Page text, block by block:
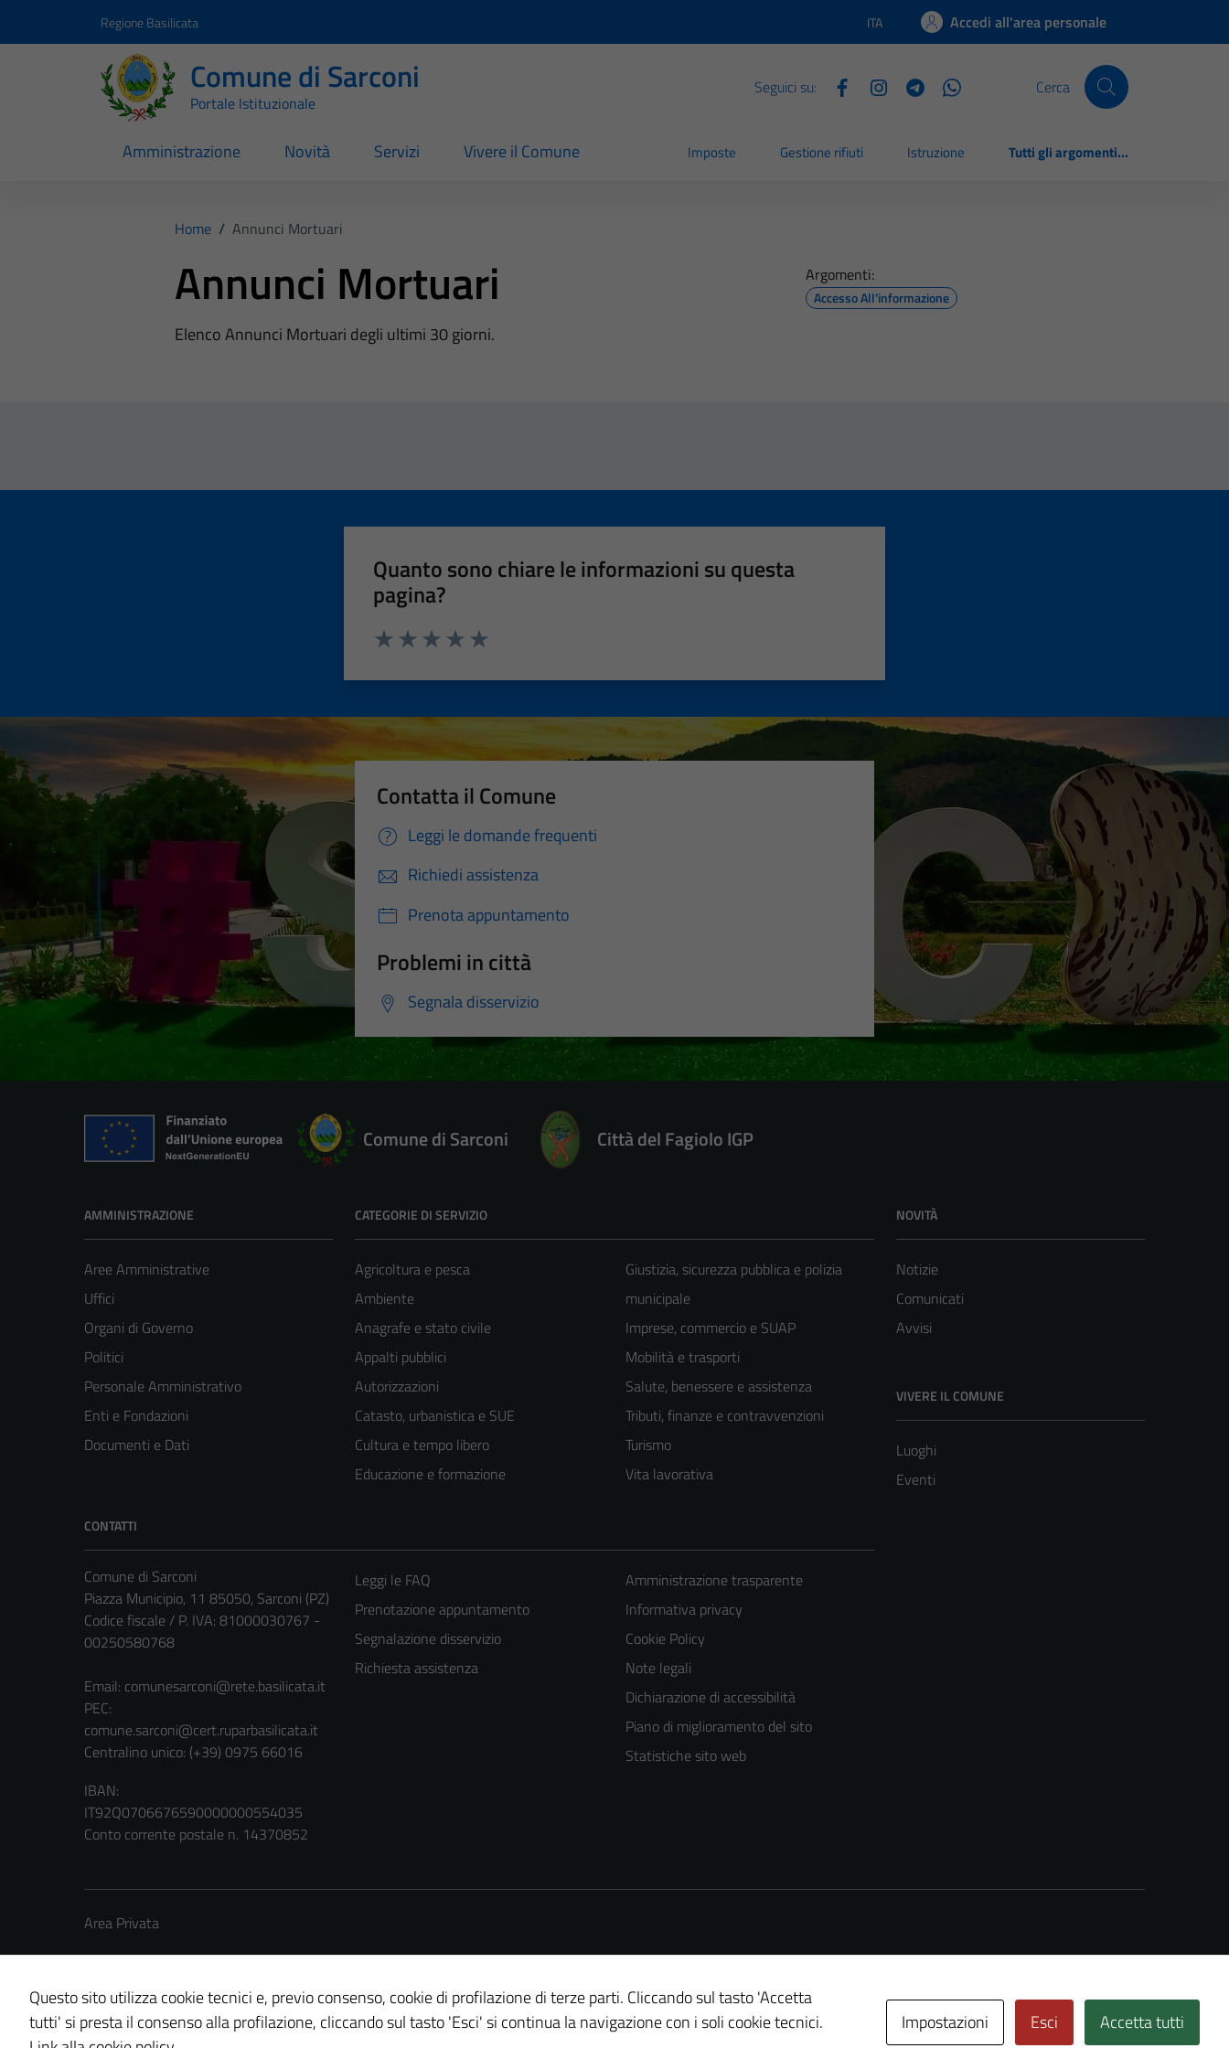
Regione Basilicata Lingua attiva:
ITA Accedi all'area personale
Comune di Sarconi
Portale Istituzionale
Seguici su: Cerca
Amministrazione Novità Servizi Vivere il Comune Imposte Gestione rifiuti Istruzione Tutti gli argomenti...
Home / Annunci Mortuari
Annunci Mortuari
Elenco Annunci Mortuari degli ultimi 30 giorni.
Argomenti:
Accesso All'informazione
Quanto sono chiare le informazioni su questa
pagina?
Contatta il Comune
Leggi le domande frequenti
Richiedi assistenza
Prenota appuntamento
Problemi in città
Segnala disservizio
Comune di Sarconi Città del Fagiolo IGP
AMMINISTRAZIONE
Aree Amministrative
Uffici
Organi di Governo
Politici
Personale Amministrativo
Enti e Fondazioni
Documenti e Dati
CATEGORIE DI SERVIZIO
Agricoltura e pesca
Ambiente
Anagrafe e stato civile
Appalti pubblici
Autorizzazioni
Catasto, urbanistica e SUE
Cultura e tempo libero
Educazione e formazione
Giustizia, sicurezza pubblica e polizia
municipale
Imprese, commercio e SUAP
Mobilità e trasporti
Salute, benessere e assistenza
Tributi, finanze e contravvenzioni
Turismo
Vita lavorativa
NOVITÀ
Notizie
Comunicati
Avvisi
VIVERE IL COMUNE
Luoghi
Eventi
CONTATTI
Comune di Sarconi
Piazza Municipio, 11 85050, Sarconi (PZ)
Codice fiscale / P. IVA: 81000030767 -
00250580768
Email: comunesarconi@rete.basilicata.it
PEC:
comune.sarconi@cert.ruparbasilicata.it
Centralino unico: (+39) 0975 66016
IBAN:
IT92Q0706676590000000554035
Conto corrente postale n. 14370852
Leggi le FAQ
Prenotazione appuntamento
Segnalazione disservizio
Richiesta assistenza
Amministrazione trasparente
Informativa privacy
Cookie Policy
Note legali
Dichiarazione di accessibilità
Piano di miglioramento del sito
Statistiche sito web
Area Privata
Credits: © Technical Design s.r.l.
Questo sito utilizza cookie tecnici e, previo consenso, cookie di profilazione di terze parti. Cliccando sul tasto 'Accetta
tutti' si presta il consenso alla profilazione, cliccando sul tasto 'Esci' si continua la navigazione con i soli cookie tecnici.
Impostazioni Esci Accetta tutti